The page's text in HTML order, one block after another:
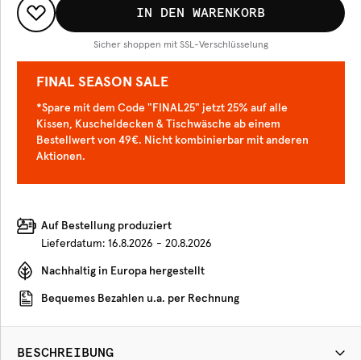
IN DEN WARENKORB
Sicher shoppen mit SSL-Verschlüsselung
FINAL SEASON SALE
*Spare mit dem Code "FINAL25" jetzt 25% auf alle
Kissen, Kuscheldecken & Tischwäsche ab einem
Bestellwert von 49€. Nicht kombinierbar mit anderen
Aktionen.
Auf Bestellung produziert
Lieferdatum: 16.8.2026 - 20.8.2026
Nachhaltig in Europa hergestellt
Bequemes Bezahlen u.a. per Rechnung
BESCHREIBUNG